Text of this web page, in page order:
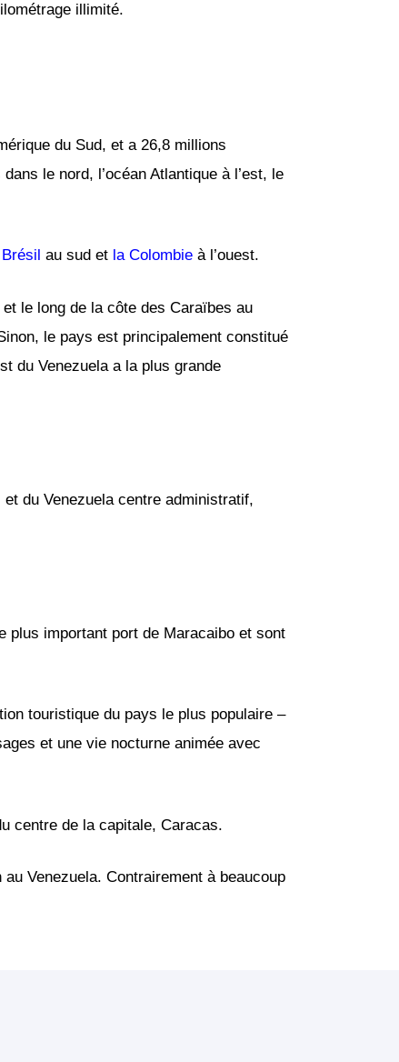
illimité.
du Sud, et a 26,8 millions
le nord, l’océan Atlantique à l’est, le
Brésil au sud et la Colombie à l’ouest.
le long de la côte des Caraïbes au
le pays est principalement constitué
du Venezuela a la plus grande
du Venezuela centre administratif,
plus important port de Maracaibo et sont
touristique du pays le plus populaire –
et une vie nocturne animée avec
centre de la capitale, Caracas.
Venezuela. Contrairement à beaucoup